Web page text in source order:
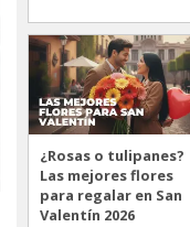
¿Rosas o tulipanes?
Las mejores flores
para regalar en San
Valentín 2026